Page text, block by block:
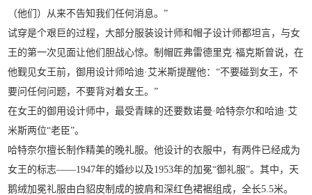
（他们）从来不告知我们任何消息。”
试穿是个艰巨的过程，大部分服装设计师和帽子设计师都坦言，与女
王的第一次见面让他们胆战心惊。制帽匠弗雷德里克·福克斯曾说，在
他觐见女王前，御用设计师哈迪·艾米斯提醒他：“不要碰到女王，不
要问任何问题，不要背对着女王。”
在女王的御用设计师中，最受青睐的还要数诺曼·哈特奈尔和哈迪·艾
米斯两位“老臣”。
哈特奈尔擅长制作精美的晚礼服。他设计的衣服中，有两件已经成为
女王的标志——1947年的婚纱以及1953年的加冕“御礼服”。其中，天
鹅绒加冕礼服由白貂皮制成的披肩和深红色裙裾组成，全长5.5米。